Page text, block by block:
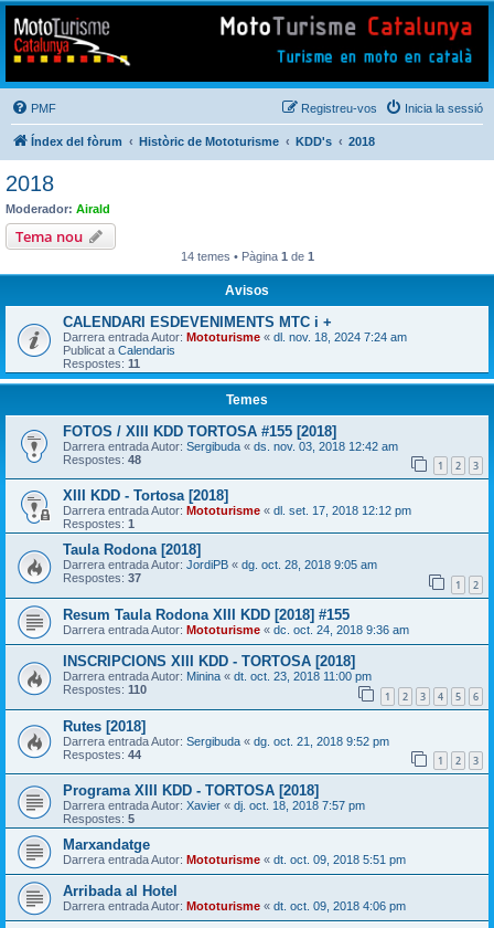
Mototurisme
Turisme en moto en català
PMF Inicia la sessió
Registreu-vos
Índex del fòrum Històric de Mototurisme KDD's 2018
2018
Moderador: Airald
Tema nou
14 temes • Pàgina 1 de 1
Avisos
CALENDARI ESDEVENIMENTS MTC i +
Darrera entrada Autor: Mototurisme « dl. nov. 18, 2024 7:24 am
Publicat a Calendaris
Respostes: 11
Temes
FOTOS / XIII KDD TORTOSA #155 [2018]
Darrera entrada Autor: Sergibuda « ds. nov. 03, 2018 12:42 am
Respostes: 48 1 2 3
XIII KDD - Tortosa [2018]
Darrera entrada Autor: Mototurisme « dl. set. 17, 2018 12:12 pm
Respostes: 1
Taula Rodona [2018]
Darrera entrada Autor: JordiPB « dg. oct. 28, 2018 9:05 am
Respostes: 37 1 2
Resum Taula Rodona XIII KDD [2018] #155
Darrera entrada Autor: Mototurisme « dc. oct. 24, 2018 9:36 am
INSCRIPCIONS XIII KDD - TORTOSA [2018]
Darrera entrada Autor: Minina « dt. oct. 23, 2018 11:00 pm
Respostes: 110 1 2 3 4 5 6
Rutes [2018]
Darrera entrada Autor: Sergibuda « dg. oct. 21, 2018 9:52 pm
Respostes: 44 1 2 3
Programa XIII KDD - TORTOSA [2018]
Darrera entrada Autor: Xavier « dj. oct. 18, 2018 7:57 pm
Respostes: 5
Marxandatge
Darrera entrada Autor: Mototurisme « dt. oct. 09, 2018 5:51 pm
Arribada al Hotel
Darrera entrada Autor: Mototurisme « dt. oct. 09, 2018 4:06 pm